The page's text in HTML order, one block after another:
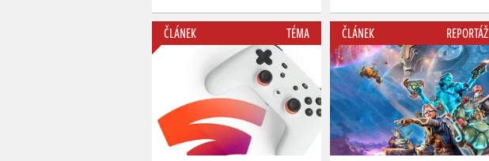
ČLÁNEK TÉMA ČLÁNEK REPORTÁŽ